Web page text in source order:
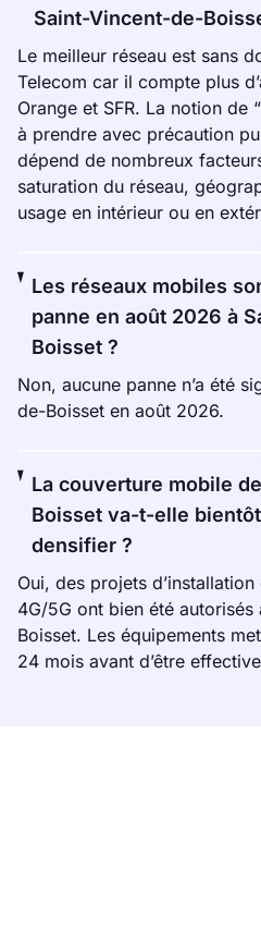
Saint-Vincent-de-
Le meilleur réseau est sans
Telecom car il compte plus
Orange et SFR. La notion de
à prendre avec précaution
dépend de nombreux
saturation du réseau,
usage en intérieur ou en
Les réseaux mobiles
panne en août 2026 à
Boisset ?
Non, aucune panne n’a été
de-Boisset en août 2026.
La couverture mobile
Boisset va-t-elle
densifier ?
Oui, des projets
4G/5G ont bien été
Boisset. Les équipements
24 mois avant d’être